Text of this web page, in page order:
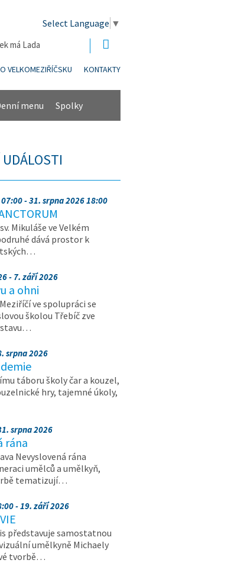
Select Language ▼
má Lada
O VELKOMEZIŘÍČSKU KONTAKTY
menu Spolky
- 31. srpna 2026 18:00
Mikuláše ve Velkém
dává prostor k
- 7. září 2026
a ohni
ve spolupráci se
školou Třebíč zve
srpna 2026
táboru školy čar a kouzel,
hry, tajemné úkoly,
srpna 2026
rána
Nevyslovená rána
umělců a umělkyň,
tematizují…
- 19. září 2026
představuje samostatnou
umělkyně Michaely
tvorbě…